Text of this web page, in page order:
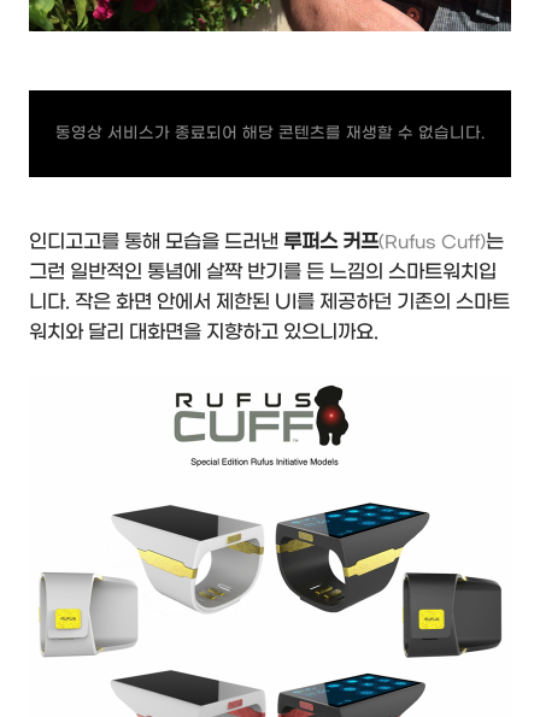
동영상 서비스가 종료되어 해당 콘텐츠를 재생할 수 없습니다.
인디고고를 통해 모습을 드러낸 루퍼스 커프(Rufus Cuff)는
그런 일반적인 통념에 살짝 반기를 든 느낌의 스마트워치입
니다. 작은 화면 안에서 제한된 UI를 제공하던 기존의 스마트
워치와 달리 대화면을 지향하고 있으니까요.